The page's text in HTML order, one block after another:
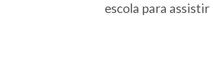
escola para